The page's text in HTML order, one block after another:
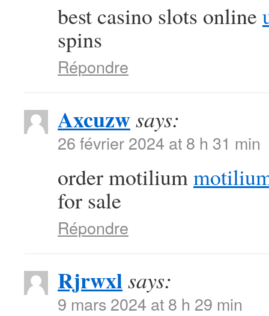
best casino slots online
spins
Répondre
Axcuzwsays:
26 février 2024 at 8 h 31 min
order motilium
for sale
Répondre
Rjrwxlsays:
9 mars 2024 at 8 h 29 min